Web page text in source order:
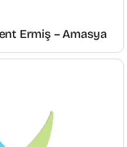
Ermiş – Amasya